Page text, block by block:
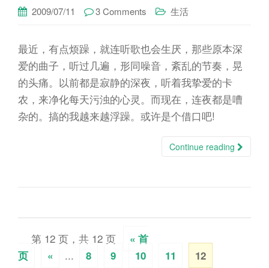
2009/07/11 3 Comments 生活
最近，有点烦躁，就连听歌也会生厌，那些原本深
爱的曲子，听过几遍，形同噪音，紊乱的节奏，晃
的头痛。以前都是寂静的深夜，听着我挚爱的卡
农，来净化每天污浊的心灵。而现在，连夜都是嘈
杂的。搞的我越来越浮躁。或许是个借口吧!
Continue reading
第 12 页，共 12 页
« 首
页
« ... 8 9 10 11 12